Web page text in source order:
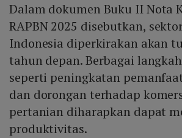
Dalam dokumen Buku II Nota
RAPBN 2025 disebutkan,
Indonesia diperkirakan akan
tahun depan. Berbagai
seperti peningkatan
dan dorongan terhadap
pertanian diharapkan dapat
produktivitas.